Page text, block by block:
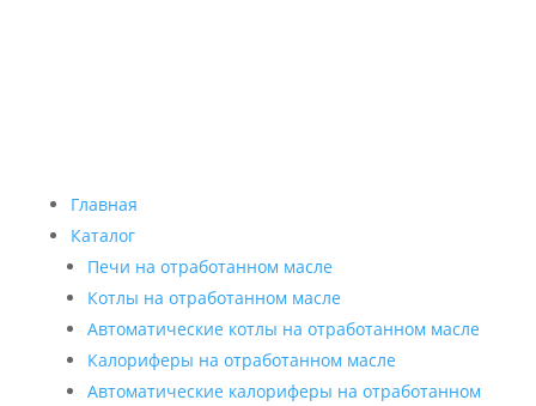
Главная
Каталог
Печи на отработанном масле
Котлы на отработанном масле
Автоматические котлы на отработанном масле
Калориферы на отработанном масле
Автоматические калориферы на отработанном